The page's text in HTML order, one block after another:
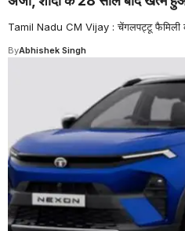
Tamil Nadu CM Vijay : चेंगलपट्टू फैमिली
ByAbhishek Singh